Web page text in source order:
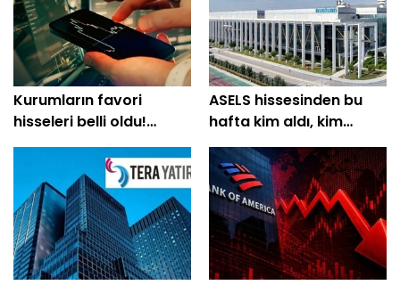
Kurumların favori
hisseleri belli oldu!
Yüzde 200'e yakın getiri
ASELS hissesinden bu
hafta kim aldı, kim
sattı?